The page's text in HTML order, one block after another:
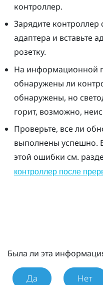
контроллер.
Зарядите
адаптера и вставьте
розетку.
На информационной
обнаружены ли
обнаружены, но
горит, возможно,
Проверьте, все ли
выполнены успешно.
этой ошибки см.
контроллер после
Была ли эта
Да Нет